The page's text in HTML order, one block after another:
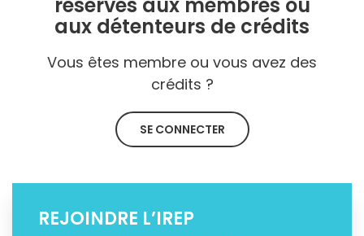
réservés aux membres ou
aux détenteurs de crédits
Vous êtes membre ou vous avez des
crédits ?
SE CONNECTER
REJOINDRE L’IREP